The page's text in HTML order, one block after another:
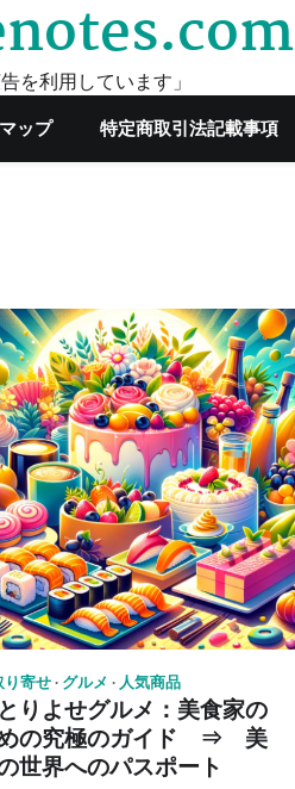
を利用しています」
ップ 特定商取引法記載事項
り寄せ グルメ 人気商品
りよせグルメ：美食家の
の究極のガイド ⇒ 美
世界へのパスポート